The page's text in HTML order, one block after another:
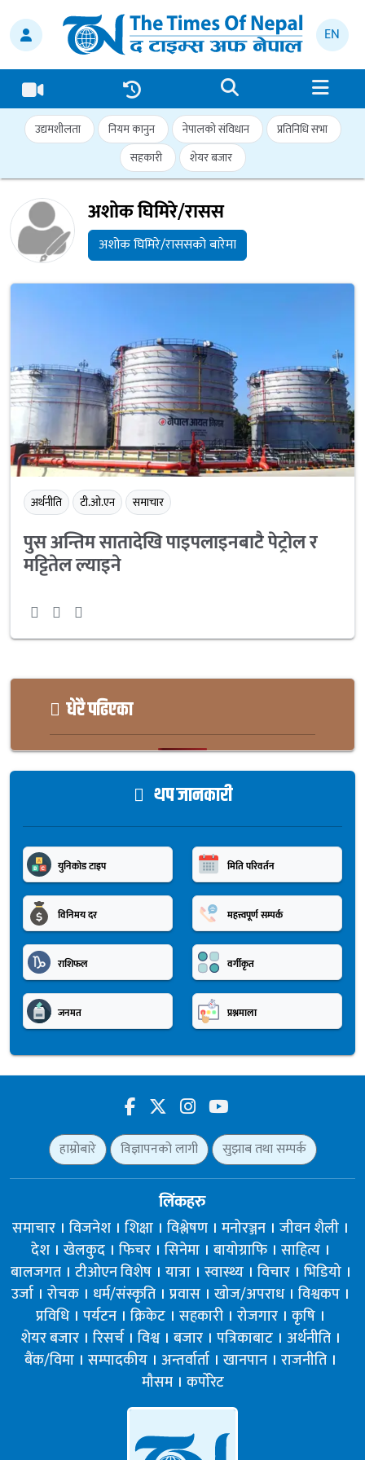
EN
उद्यमशीलता नियम कानुन नेपालको संविधान
प्रतिनिधि सभा
सहकारी
शेयर बजार
अशोक घिमिरे/रासस
अशोक घिमिरे/राससको बारेमा
अर्थनीति टी.ओ.एन समाचार
पुस अन्तिम सातादेखि पाइपलाइनबाटै पेट्रोल र
मट्टितेल ल्याइने
धेरै पढिएका
थप जानकारी
युनिकोड टाइप मिति परिवर्तन
विनिमय दर महत्त्वपूर्ण सम्पर्क
राशिफल वर्गीकृत
जनमत प्रश्नमाला
हाम्रोबारे विज्ञापनको लागी सुझाब तथा सम्पर्क
लिंकहरु
समाचार विजनेश शिक्षा विश्लेषण मनोरञ्जन जीवन शैली
देश खेलकुद फिचर सिनेमा बायोग्राफि साहित्य
बालजगत टीओएन विशेष यात्रा स्वास्थ्य विचार भिडियो
उर्जा रोचक धर्म/संस्कृति प्रवास खोज/अपराध विश्वकप
प्रविधि पर्यटन क्रिकेट सहकारी रोजगार कृषि
शेयर बजार रिसर्च विश्व बजार पत्रिकाबाट अर्थनीति
बैंक/विमा सम्पादकीय अन्तर्वार्ता खानपान राजनीति
मौसम कर्पोरेट